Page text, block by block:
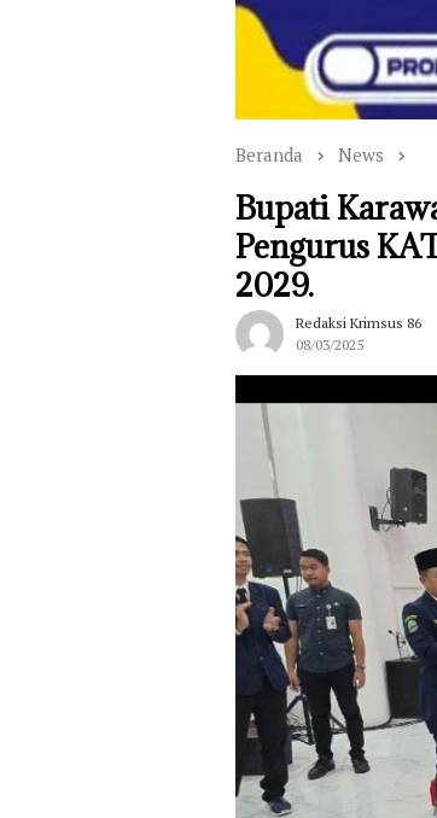
Beranda News
Bupati
Pengurus
2029.
Redaksi Krimsus 86
08/03/2025